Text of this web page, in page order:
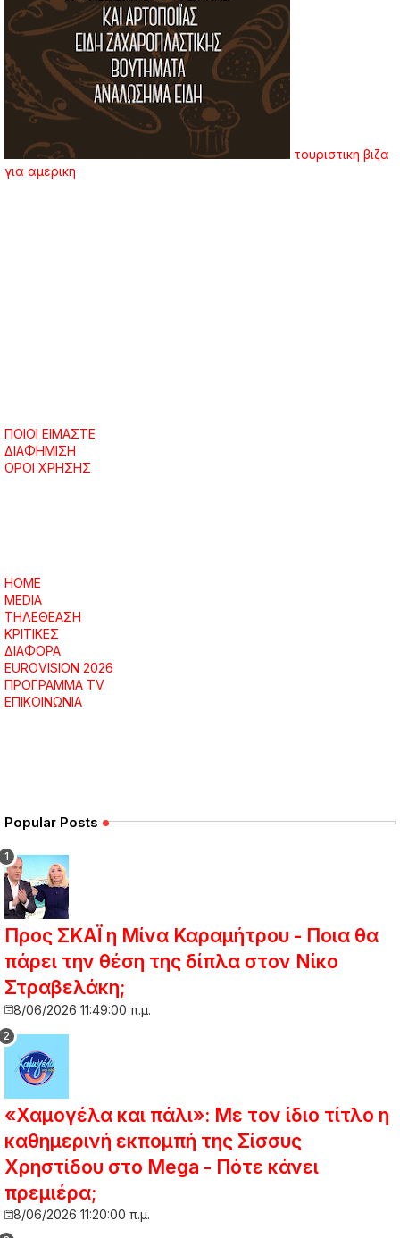
τουριστικη βιζα
για αμερικη
ΠΟΙΟΙ ΕΙΜΑΣΤΕ
ΔΙΑΦΗΜΙΣΗ
ΟΡΟΙ ΧΡΗΣΗΣ
HOME
MEDIA
ΤΗΛΕΘΕΑΣΗ
ΚΡΙΤΙΚΕΣ
ΔΙΑΦΟΡΑ
EUROVISION 2026
ΠΡΟΓΡΑΜΜΑ TV
ΕΠΙΚΟΙΝΩΝΙΑ
Popular Posts
Προς ΣΚΑΪ η Μίνα Καραμήτρου - Ποια θα
πάρει την θέση της δίπλα στον Νίκο
Στραβελάκη;
8/06/2026 11:49:00 π.μ.
«Χαμογέλα και πάλι»: Με τον ίδιο τίτλο η
καθημερινή εκπομπή της Σίσσυς
Χρηστίδου στο Mega - Πότε κάνει
πρεμιέρα;
8/06/2026 11:20:00 π.μ.